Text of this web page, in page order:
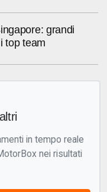
grandi
top team
in tempo reale
nei risultati